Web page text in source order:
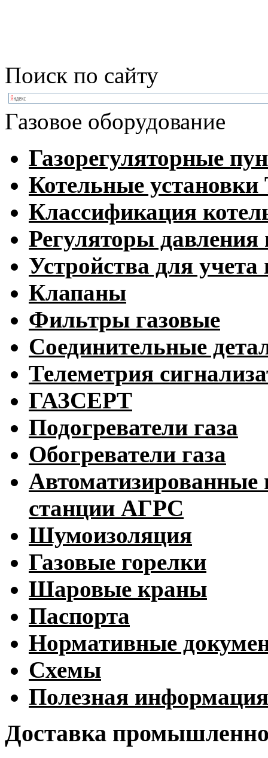
Поиск по сайту
Газовое оборудование
Газорегуляторные
Котельные
Классификация
Регуляторы давления
Устройства для учета
Клапаны
Фильтры газовые
Соединительные
Телеметрия
ГАЗСЕРТ
Подогреватели газа
Обогреватели газа
Автоматизированные
станции АГРС
Шумоизоляция
Газовые горелки
Шаровые краны
Паспорта
Нормативные
Схемы
Полезная информация
Доставка